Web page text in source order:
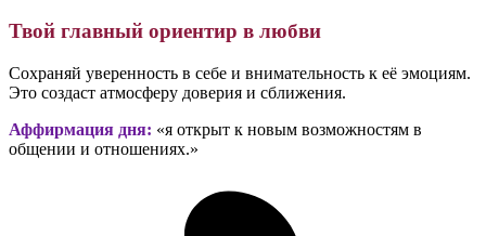
Твой главный ориентир в любви
Сохраняй уверенность в себе и внимательность к её эмоциям.
Это создаст атмосферу доверия и сближения.
Аффирмация дня: «я открыт к новым возможностям в
общении и отношениях.»